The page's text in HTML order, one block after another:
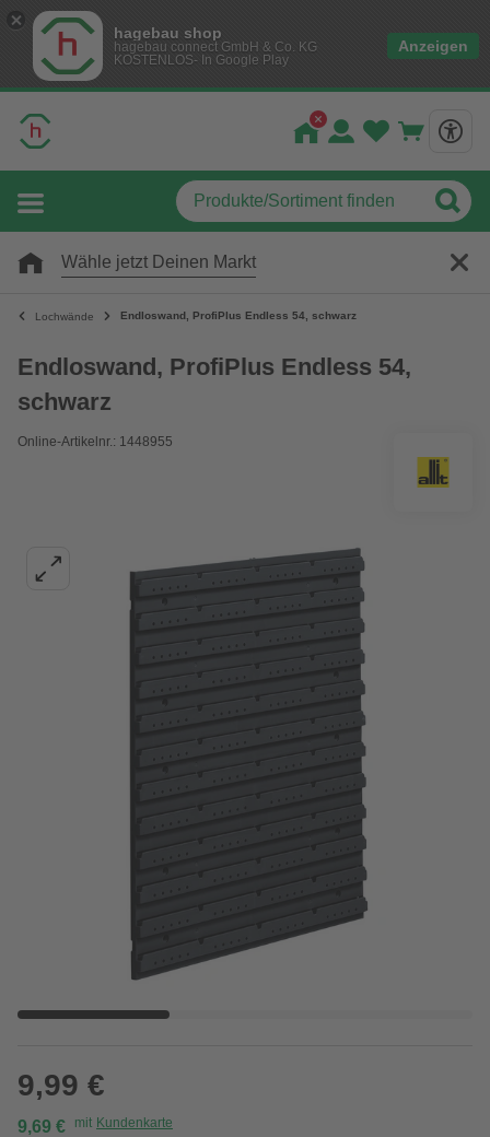
hagebau shop
hagebau connect GmbH & Co. KG
KOSTENLOS- In Google Play
Anzeigen
Wähle jetzt Deinen Markt
Lochwände Endloswand, ProfiPlus Endless 54, schwarz
Endloswand, ProfiPlus Endless 54,
schwarz
Online-Artikelnr.: 1448955
9,99 €
9,69 € mit Kundenkarte